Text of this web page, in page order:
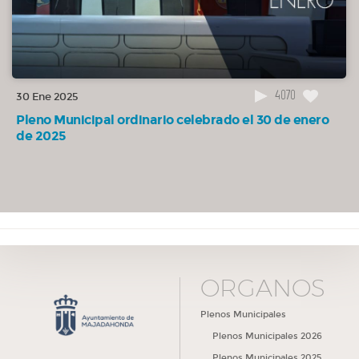
30 Ene 2025 4070
Pleno Municipal ordinario celebrado el 30 de enero
de 2025
ÓRGANOS
Plenos Municipales
Plenos Municipales 2026